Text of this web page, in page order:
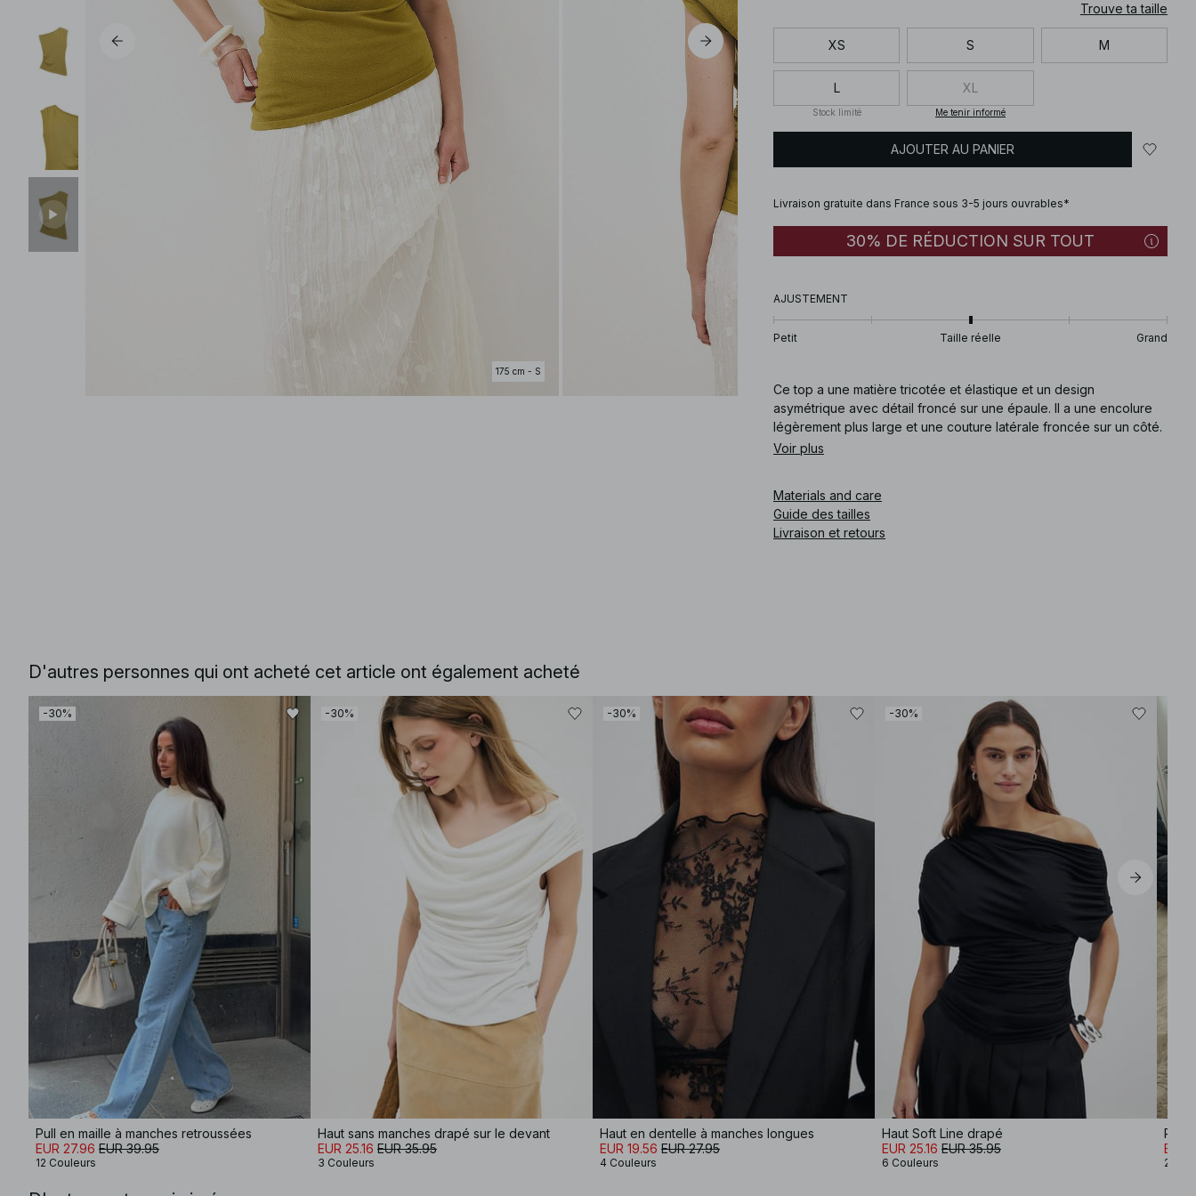
175 cm - S
Trouve ta taille
XS S M
L
Stock limité
XL
Me tenir informé
AJOUTER AU PANIER
Livraison gratuite dans France sous 3-5 jours ouvrables*
30% DE RÉDUCTION SUR TOUT
AJUSTEMENT
Petit Taille réelle Grand
Ce top a une matière tricotée et élastique et un design
asymétrique avec détail froncé sur une épaule. Il a une encolure
légèrement plus large et une couture latérale froncée sur un côté.
Notre top a un ourlet inférieur asymétrique.
Voir plus
Materials and care
Guide des tailles
Livraison et retours
D'autres personnes qui ont acheté cet article ont également acheté
-30%
Pull en maille à manches retroussées
EUR 27.96 EUR 39.95
12 Couleurs
-30%
Haut sans manches drapé sur le devant
EUR 25.16 EUR 35.95
3 Couleurs
-30%
Haut en dentelle à manches longues
EUR 19.56 EUR 27.95
4 Couleurs
-30%
Haut Soft Line drapé
EUR 25.16 EUR 35.95
6 Couleurs
EUR
2